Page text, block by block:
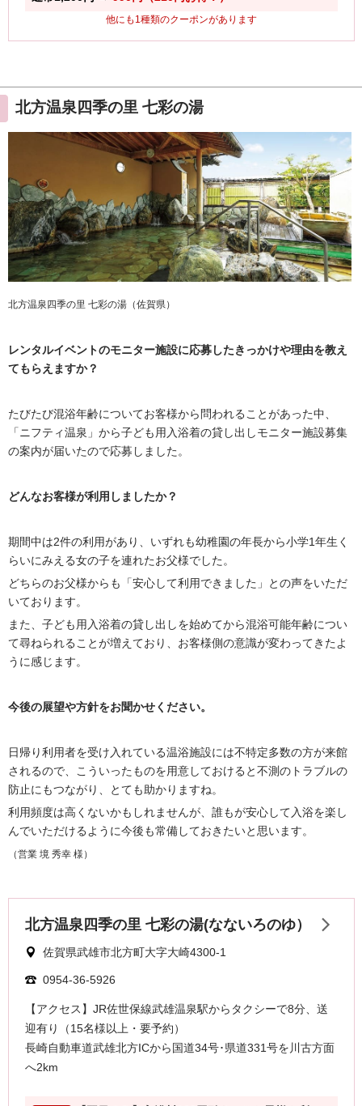
北方温泉四季の里 七彩の湯
北方温泉四季の里 七彩の湯（佐賀県）
レンタルイベントのモニター施設に応募したきっかけや理由を教え
てもらえますか？
たびたび混浴年齢についてお客様から問われることがあった中、
「ニフティ温泉」から子ども用入浴着の貸し出しモニター施設募集
の案内が届いたので応募しました。
どんなお客様が利用しましたか？
期間中は2件の利用があり、いずれも幼稚園の年長から小学1年生く
らいにみえる女の子を連れたお父様でした。
どちらのお父様からも「安心して利用できました」との声をいただ
いております。
また、子ども用入浴着の貸し出しを始めてから混浴可能年齢につい
て尋ねられることが増えており、お客様側の意識が変わってきたよ
うに感じます。
今後の展望や方針をお聞かせください。
日帰り利用者を受け入れている温浴施設には不特定多数の方が来館
されるので、こういったものを用意しておけると不測のトラブルの
防止にもつながり、とても助かりますね。
利用頻度は高くないかもしれませんが、誰もが安心して入浴を楽し
んでいただけるように今後も常備しておきたいと思います。
（営業 境 秀幸 様）